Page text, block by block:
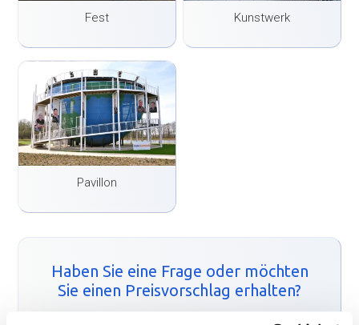
Fest Kunstwerk
Pavillon
Haben Sie eine Frage oder möchten
Sie einen Preisvorschlag erhalten?